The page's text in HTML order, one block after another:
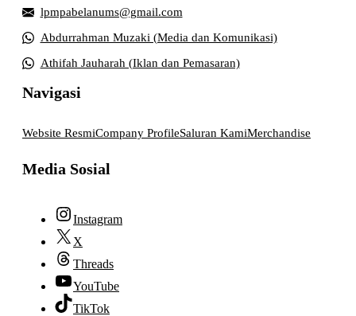
lpmpabelanums@gmail.com
Abdurrahman Muzaki (Media dan Komunikasi)
Athifah Jauharah (Iklan dan Pemasaran)
Navigasi
Website ResmiCompany ProfileSaluran KamiMerchandise
Media Sosial
Instagram
X
Threads
YouTube
TikTok